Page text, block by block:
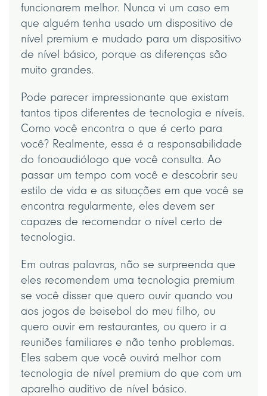
funcionarem melhor. Nunca vi um caso em
que alguém tenha usado um dispositivo de
nível premium e mudado para um dispositivo
de nível básico, porque as diferenças são
muito grandes.
Pode parecer impressionante que existam
tantos tipos diferentes de tecnologia e níveis.
Como você encontra o que é certo para
você? Realmente, essa é a responsabilidade
do fonoaudiólogo que você consulta. Ao
passar um tempo com você e descobrir seu
estilo de vida e as situações em que você se
encontra regularmente, eles devem ser
capazes de recomendar o nível certo de
tecnologia.
Em outras palavras, não se surpreenda que
eles recomendem uma tecnologia premium
se você disser que quero ouvir quando vou
aos jogos de beisebol do meu filho, ou
quero ouvir em restaurantes, ou quero ir a
reuniões familiares e não tenho problemas.
Eles sabem que você ouvirá melhor com
tecnologia de nível premium do que com um
aparelho auditivo de nível básico.